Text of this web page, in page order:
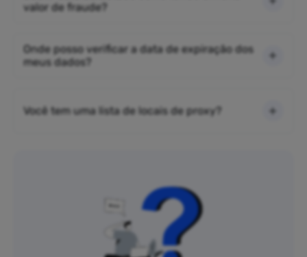
valor de fraude?
Onde posso verificar a data de expiração dos
meus dados?
Você tem uma lista de locais de proxy?